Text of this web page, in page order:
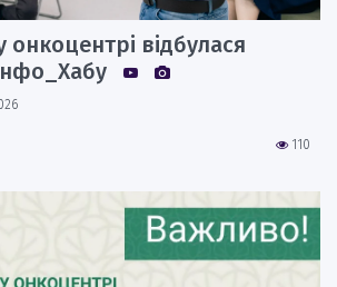
онкоцентрі відбулася
110